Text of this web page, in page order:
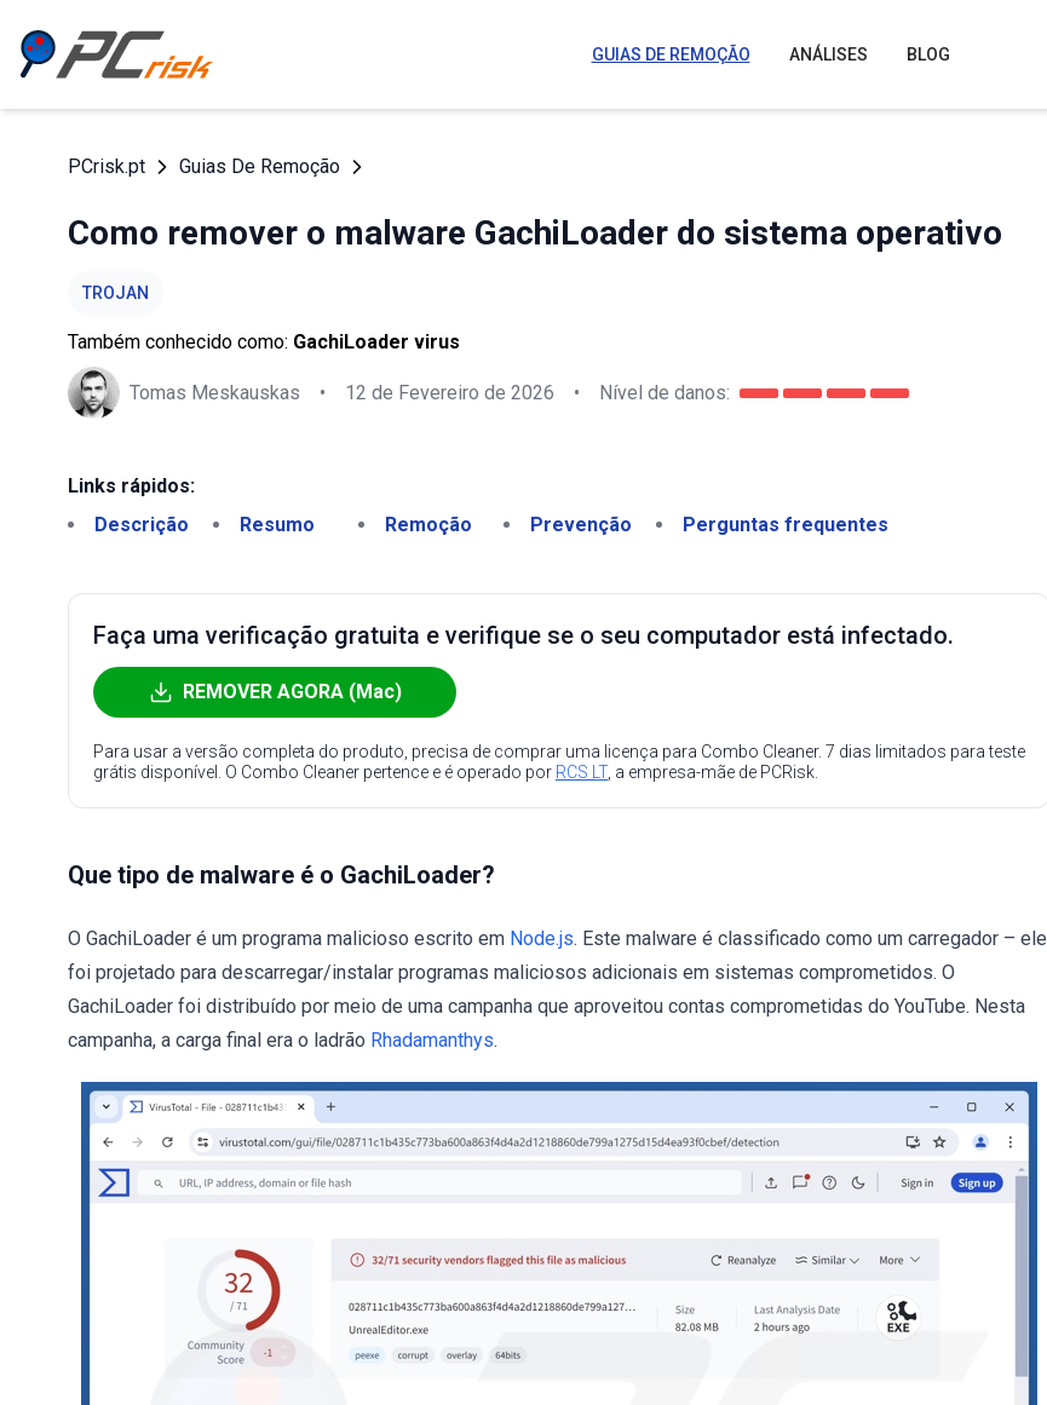
GUIAS DE REMOÇÃO ANÁLISES BLOG
PCrisk.pt Guias De Remoção
Como remover o malware GachiLoader do sistema operativo
TROJAN
Também conhecido como: GachiLoader virus
Tomas Meskauskas • 12 de Fevereiro de 2026 • Nível de danos:
Links rápidos:
Descrição
Resumo Remoção Prevenção Perguntas frequentes
Faça uma verificação gratuita e verifique se o seu computador está infectado.
REMOVER AGORA (Mac)
Para usar a versão completa do produto, precisa de comprar uma licença para Combo Cleaner. 7 dias limitados para teste
grátis disponível. O Combo Cleaner pertence e é operado por RCS LT, a empresa-mãe de PCRisk.
Que tipo de malware é o GachiLoader?
O GachiLoader é um programa malicioso escrito em Node.js. Este malware é classificado como um carregador – ele
foi projetado para descarregar/instalar programas maliciosos adicionais em sistemas comprometidos. O
GachiLoader foi distribuído por meio de uma campanha que aproveitou contas comprometidas do YouTube. Nesta
campanha, a carga final era o ladrão Rhadamanthys.